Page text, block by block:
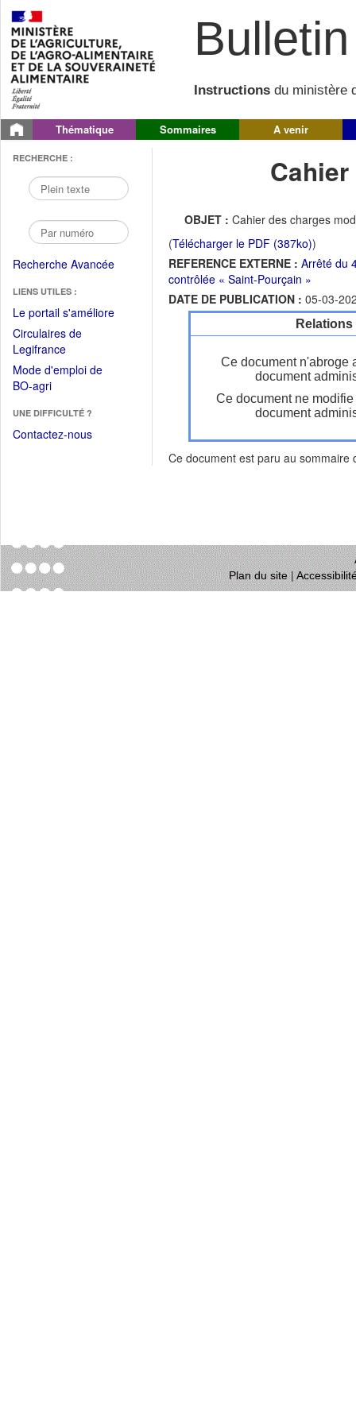
Instructions du ministère
Thématique Sommaires A venir
RECHERCHE :
Recherche Avancée
LIENS UTILES :
Le portail s'améliore(Fichier
Circulaires de
Legifrance(Ouvrir
dans
une
fenêtre)
Mode d'emploi de
BO-agri(Ouvrir
une
nouvelle
UNE DIFFICULTÉ ?
Contactez-nous
OBJET : Cahier des charges
(Télécharger le PDF (387ko))
REFERENCE EXTERNE : Arrêté du
contrôlée « Saint-Pourçain »
DATE DE PUBLICATION : 05-03-
Ce document n'abroge
document
Ce document ne
document
Ce document est paru au sommaire
Plan du site|